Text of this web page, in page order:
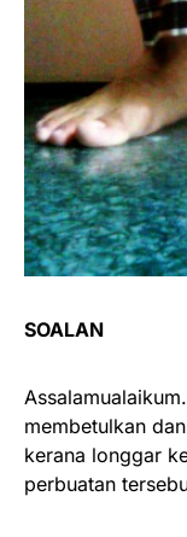
SOALAN
membetulkan
kerana longgar
perbuatan